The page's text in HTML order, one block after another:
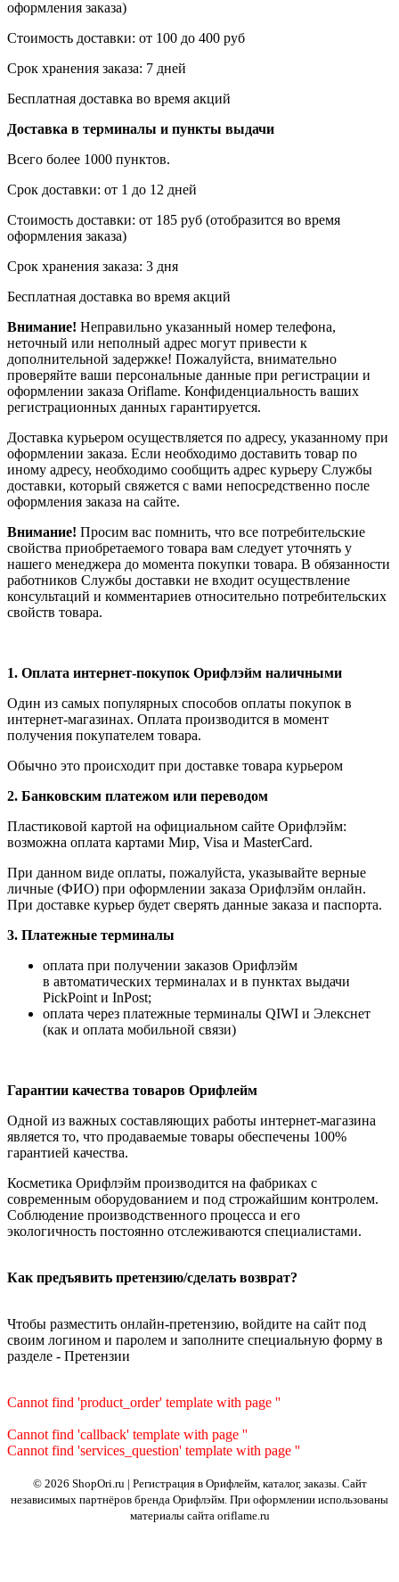
оформления заказа)
Стоимость доставки: от 100 до 400 руб
Срок хранения заказа: 7 дней
Бесплатная доставка во время акций
Доставка в терминалы и пункты выдачи
Всего более 1000 пунктов.
Срок доставки: от 1 до 12 дней
Стоимость доставки: от 185 руб (отобразится во время
оформления заказа)
Срок хранения заказа: 3 дня
Бесплатная доставка во время акций
Внимание! Неправильно указанный номер телефона,
неточный или неполный адрес могут привести к
дополнительной задержке! Пожалуйста, внимательно
проверяйте ваши персональные данные при регистрации и
оформлении заказа Oriflame. Конфиденциальность ваших
регистрационных данных гарантируется.
Доставка курьером осуществляется по адресу, указанному при
оформлении заказа. Если необходимо доставить товар по
иному адресу, необходимо сообщить адрес курьеру Службы
доставки, который свяжется с вами непосредственно после
оформления заказа на сайте.
Внимание! Просим вас помнить, что все потребительские
свойства приобретаемого товара вам следует уточнять у
нашего менеджера до момента покупки товара. В обязанности
работников Службы доставки не входит осуществление
консультаций и комментариев относительно потребительских
свойств товара.
1. Оплата интернет-покупок Орифлэйм наличными
Один из самых популярных способов оплаты покупок в
интернет-магазинах. Оплата производится в момент
получения покупателем товара.
Обычно это происходит при доставке товара курьером
2. Банковским платежом или переводом
Пластиковой картой на официальном сайте Орифлэйм:
возможна оплата картами Мир, Visa и MasterCard.
При данном виде оплаты, пожалуйста, указывайте верные
личные (ФИО) при оформлении заказа Орифлэйм онлайн.
При доставке курьер будет сверять данные заказа и паспорта.
3. Платежные терминалы
оплата при получении заказов Орифлэйм
в автоматических терминалах и в пунктах выдачи
PickPoint и InPost;
оплата через платежные терминалы QIWI и Элекснет
(как и оплата мобильной связи)
Гарантии качества товаров Орифлейм
Одной из важных составляющих работы интернет-магазина
является то, что продаваемые товары обеспечены 100%
гарантией качества.
Косметика Орифлэйм производится на фабриках с
современным оборудованием и под строжайшим контролем.
Соблюдение производственного процесса и его
экологичность постоянно отслеживаются специалистами.
Как предъявить претензию/сделать возврат?
Чтобы разместить онлайн-претензию, войдите на сайт под
своим логином и паролем и заполните специальную форму в
разделе - Претензии
Cannot find 'product_order' template with page ''
Cannot find 'callback' template with page ''
Cannot find 'services_question' template with page ''
© 2026 ShopOri.ru | Регистрация в Орифлейм, каталог, заказы. Сайт
независимых партнёров бренда Орифлэйм. При оформлении использованы
материалы сайта oriflame.ru